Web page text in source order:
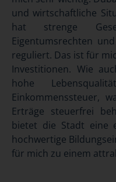
und wirtschaftliche
hat strenge
Eigentumsrechten
reguliert. Das ist für
Investitionen. Wie
hohe
Einkommenssteuer,
Erträge steuerfrei
bietet die Stadt eine
hochwertige
für mich zu einem